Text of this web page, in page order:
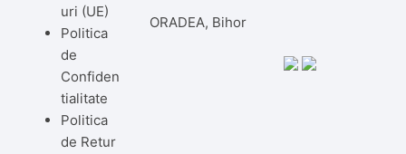
uri (UE)
Politica
de
Confiden
tialitate
Politica
de Retur
ORADEA, Bihor